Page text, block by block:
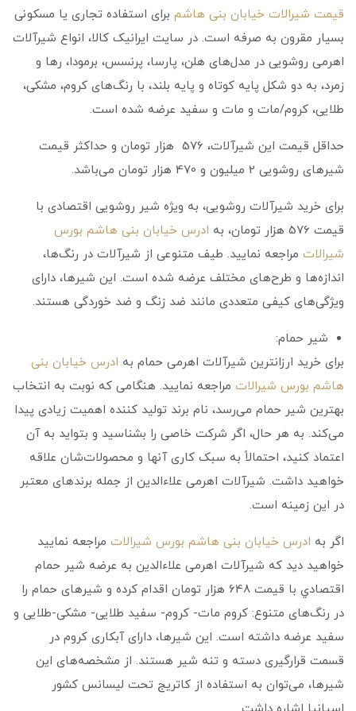
قیمت شیرالات خیابان بنی هاشم برای استفاده تجاری یا مسکونی
بسیار مقرون به صرفه است. در سایت ایرانیک کالا، انواع شیرآلات
اهرمی روشویی در مدل‌های هلن، پارسا، پرنسس، برمودا، رها و
زمرد، به دو شکل پایه کوتاه و پایه بلند، با رنگ‌های کروم، مشکی،
طلایی، کروم/مات و مات و سفید عرضه شده است.
حداقل قیمت این شیرآلات، 576 هزار تومان و حداکثر قیمت
شیرهای روشویی 2 میلیون و 470 هزار تومان می‌باشد.
برای خرید شیرآلات روشویی، به ویژه شیر روشویی اقتصادی با
قیمت 576 هزار تومان، به
ادرس خیابان بنی هاشم بورس
شیرالات مراجعه نمایید. طیف متنوعی از شیرآلات در رنگ‌ها،
اندازه‌ها و طرح‌های مختلف عرضه شده است. این شیرها، دارای
ویژگی‌های کیفی متعددی مانند ضد زنگ و ضد خوردگی هستند.
شیر حمام:
برای خرید ارزانترین شیرآلات اهرمی حمام به ادرس خیابان بنی
هاشم بورس شیرالات مراجعه نمایید. هنگامی که نوبت به انتخاب
بهترین شیر حمام می‌رسد، نام برند تولید کننده اهمیت زیادی پیدا
می‌کند. به هر حال، اگر شرکت خاصی را بشناسید و بتواید به آن
اعتماد کنید، احتمالاً به سبک کاری آنها و محصولات‌شان علاقه
خواهید داشت. شیرآلات اهرمی علاءالدین از جمله برندهای معتبر
در این زمینه است.
اگر به ادرس خیابان بنی هاشم بورس شیرالات مراجعه نمایید
خواهید دید که شیرآلات اهرمی علاءالدین به عرضه شير حمام
اقتصادي با قیمت 648 هزار تومان اقدام کرده و شیرهای حمام را
در رنگ‌های متنوع: کروم مات- کروم- سفید طلایی- مشکی-طلایی و
سفید عرضه داشته است. این شیرها، دارای آبکاری کروم در
قسمت قرارگیری دسته و تنه شیر هستند. از مشخصه‌های این
شیرها، می‌توان به استفاده از کاتریج تحت لیسانس کشور